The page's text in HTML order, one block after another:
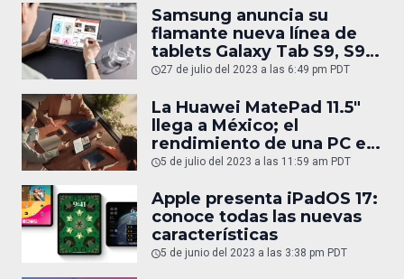
Samsung anuncia su
flamante nueva línea de
tablets Galaxy Tab S9, S9
Plus y S9 Ultra
27 de julio del 2023 a las 6:49 pm PDT
La Huawei MatePad 11.5″
llega a México; el
rendimiento de una PC en
una tablet
5 de julio del 2023 a las 11:59 am PDT
Apple presenta iPadOS 17:
conoce todas las nuevas
características
5 de junio del 2023 a las 3:38 pm PDT